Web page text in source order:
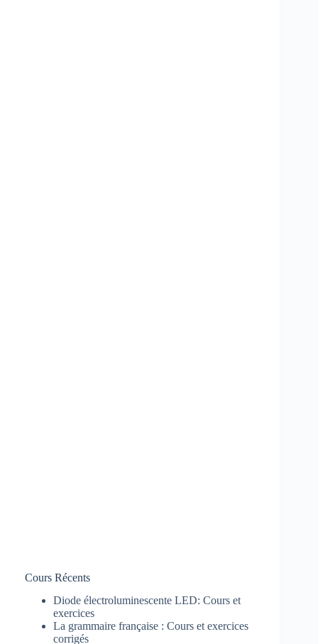
Cours Récents
Diode électroluminescente LED: Cours et
exercices
La grammaire française : Cours et exercices
corrigés